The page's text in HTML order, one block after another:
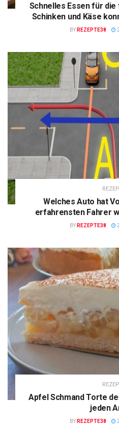
Schnelles Essen für
Schinken und Käse
BY REZEPTE38
Welches Auto hat
erfahrensten Fahrer
BY REZEPTE38
Apfel Schmand Torte
jeden
BY REZEPTE38